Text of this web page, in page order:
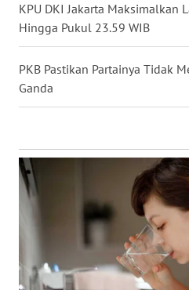
KPU DKI Jakarta Maksimalkan
Hingga Pukul 23.59 WIB
PKB Pastikan Partainya Tidak
Ganda
DANAU
TOBA
WN
NIAS
LANGKAT
WN
TANJUNG